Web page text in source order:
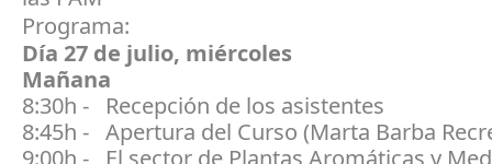
Programa:
Día 27 de julio, miércoles
Mañana
8:30h - Recepción de los asistentes
8:45h - Apertura del Curso (Marta Barba
9:00h - El sector de Plantas Aromáticas y